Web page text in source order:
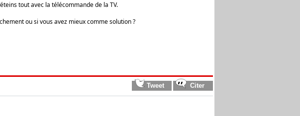
tout avec la télécommande de la TV.
ou si vous avez mieux comme solution ?